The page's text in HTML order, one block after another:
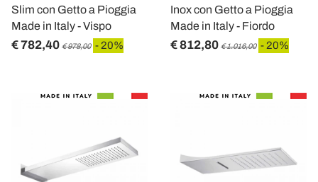
Slim con Getto a Pioggia
Made in Italy - Vispo
€ 782,40 € 978,00 - 20%
Inox con Getto a Pioggia
Made in Italy - Fiordo
€ 812,80 € 1.016,00 - 20%